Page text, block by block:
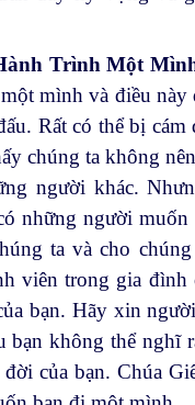
Trình Một
mình và điều
Rất có thể bị
chúng ta không
người khác.
những người
ta và cho
viên trong gia
bạn. Hãy xin
bạn không thể nghĩ
của bạn. Chúa